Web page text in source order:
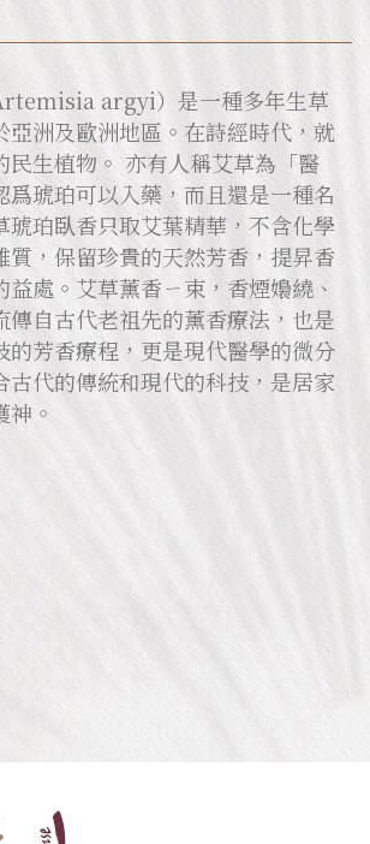
argyi）是一種多年生草
亞洲及歐洲地區。在詩經時代，就
民生植物。 亦有人稱艾草為「醫
爲琥珀可以入藥，而且還是一種名
琥珀臥香只取艾葉精華，不含化學
質，保留珍貴的天然芳香，提昇香
益處。艾草薰香ㄧ束，香煙嬝繞、
傳自古代老祖先的薰香療法，也是
的芳香療程，更是現代醫學的微分
古代的傳統和現代的科技，是居家
。